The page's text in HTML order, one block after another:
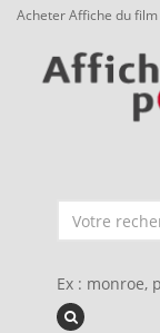
Acheter Affiche du
Ex : monroe,